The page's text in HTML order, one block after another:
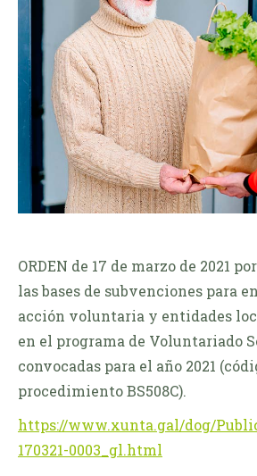
ORDEN de 17 de marzo de 2021
las bases de subvenciones para
acción voluntaria y entidades
en el programa de Voluntariado
convocadas para el año 2021
procedimiento BS508C).
https://www.xunta.gal/dog/
170321-0003_gl.html